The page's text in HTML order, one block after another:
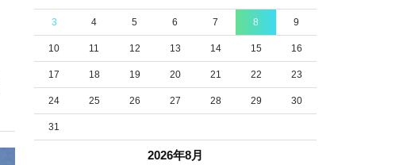
2026年8月
3 4 5 6 7 8 9
10 11 12 13 14 15 16
17 18 19 20 21 22 23
24 25 26 27 28 29 30
31